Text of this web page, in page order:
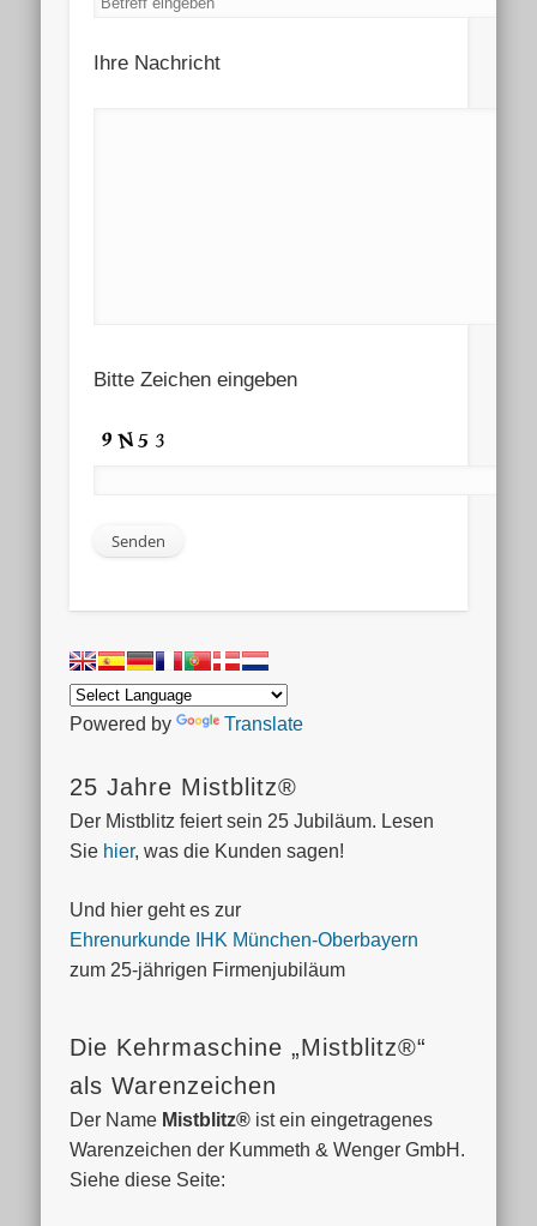
Ihre Nachricht
Bitte Zeichen eingeben
Powered by Translate
25 Jahre Mistblitz®
Der Mistblitz feiert sein 25 Jubiläum. Lesen
Sie hier, was die Kunden sagen!
Und hier geht es zur
Ehrenurkunde IHK München-Oberbayern
zum 25-jährigen Firmenjubiläum
Die Kehrmaschine „Mistblitz®“
als Warenzeichen
Der Name Mistblitz® ist ein eingetragenes
Warenzeichen der Kummeth & Wenger GmbH.
Siehe diese Seite: